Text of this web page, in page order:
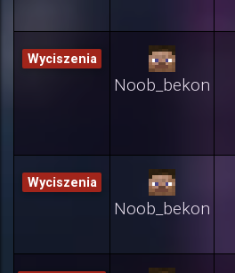
Wyciszenia
Noob_bekon
Wyciszenia
Noob_bekon